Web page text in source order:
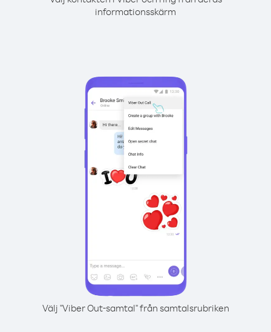
informationsskärm
Välj "Viber Out-samtal" från samtalsrubriken